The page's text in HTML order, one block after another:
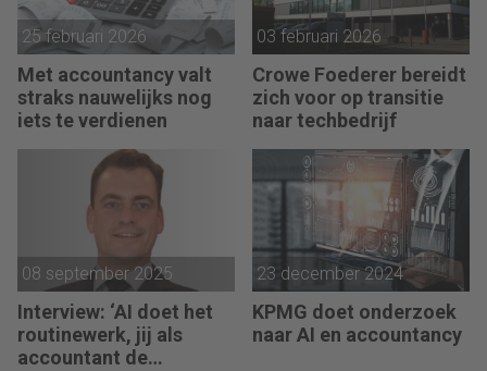
25 februari 2026
Met accountancy valt
straks nauwelijks nog
iets te verdienen
03 februari 2026
Crowe Foederer bereidt
zich voor op transitie
naar techbedrijf
08 september 2025
Interview: ‘AI doet het
routinewerk, jij als
accountant de
23 december 2024
KPMG doet onderzoek
naar AI en accountancy